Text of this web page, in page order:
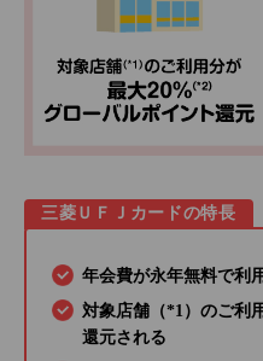
三菱ＵＦＪカードの特長
年会費が永年無料で利
対象店舗（*1）のご利
還元される